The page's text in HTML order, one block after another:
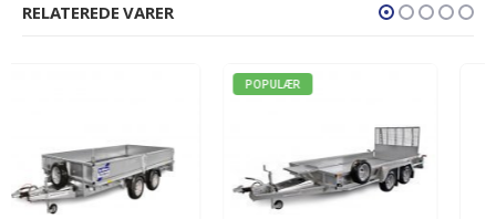
RELATEREDE VARER